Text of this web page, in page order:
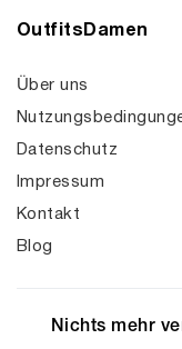
OutfitsDamen
Über uns
Datenschutz
Impressum
Kontakt
Blog
Nichts mehr